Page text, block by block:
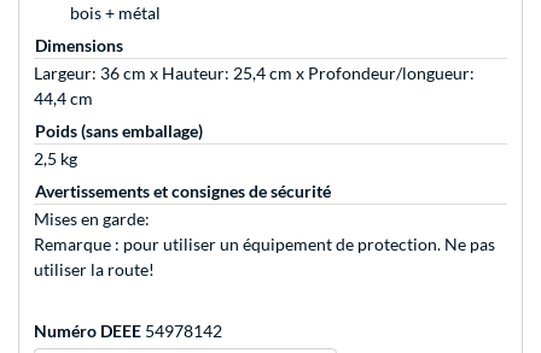
bois + métal
Dimensions
Largeur: 36 cm x Hauteur: 25,4 cm x Profondeur/longueur:
44,4 cm
Poids (sans emballage)
2,5 kg
Avertissements et consignes de sécurité
Mises en garde:
Remarque : pour utiliser un équipement de protection. Ne pas
utiliser la route!
Numéro DEEE 54978142